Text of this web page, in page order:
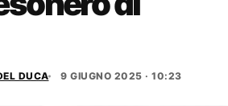
DUCA 9 GIUGNO 2025 · 10:23